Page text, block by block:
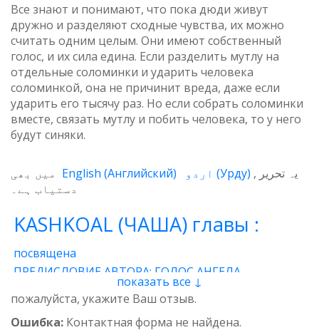
Все знают и понимают, что пока дюди живут
дружно и разделяют сходные чувства, их можно
считать одним целым. Они имеют собственный
голос, и их сила едина. Если разделить мутлу на
отдельные соломинки и ударить человека
соломинкой, она не причинит вреда, даже если
ударить его тысячу раз. Но если собрать соломинки
вместе, связать мутлу и побить человека, то у него
будут синяки.
یہ تحریر (Урду)
English (Английский)
میں بھی
دستیاب ہے۔
KASHKOAL (ЧАША) главы :
посвящена
ПРЕДИСЛОВИЕ АВТОРА: ГОЛОС АНГЕЛА
1 - Энергия
2 - Атом 3 - Восток и Запад
4 - Пространственные нити
5 - Звучащая глина
6 - Итог 7 - Качества 8 - وجدان
показать все ↓
пожалуйста, укажите Ваш отзыв.
Ошибка: Контактная форма не найдена.